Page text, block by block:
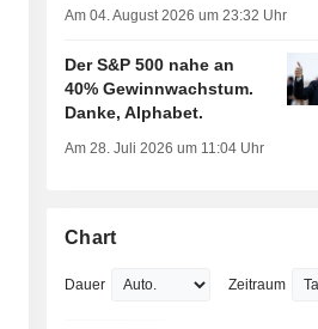
Am 04. August 2026 um 23:32 Uhr
Der S&P 500 nahe an
40% Gewinnwachstum.
Danke, Alphabet.
Am 28. Juli 2026 um 11:04 Uhr
Chart
Dauer Zeitraum